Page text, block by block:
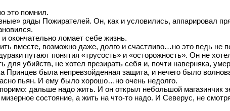
это помнил.
ряды Пожирателей. Он, как и условились, аппарировал
окончательно ломает себе жизнь.
вместе, возможно даже, долго и счастливо…но это ведь не
путают понятия «трусость» и «осторожность». Он не
для убийств, не хотел презирать себя и, почти наверняка,
Принцев была непревзойденная защита, и нечего было
пьян. И ему было хорошо…но очень недолго.
дальше надо жить. И он открыл небольшой магазинчик
состояние, а жить на что-то надо. И Северус, не